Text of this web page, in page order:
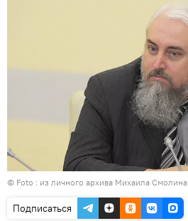
© Foto : из личного архива Михаила Смолина
Подписаться